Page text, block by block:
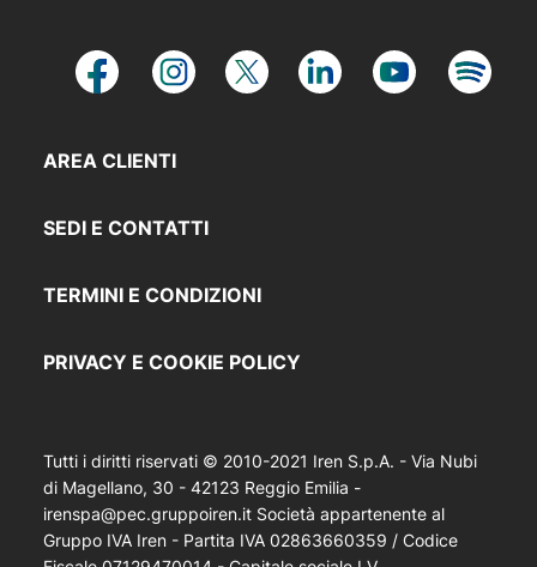
AREA CLIENTI
SEDI E CONTATTI
TERMINI E CONDIZIONI
PRIVACY E COOKIE POLICY
Tutti i diritti riservati © 2010-2021 Iren S.p.A. - Via Nubi
di Magellano, 30 - 42123 Reggio Emilia -
irenspa@pec.gruppoiren.it Società appartenente al
Gruppo IVA Iren - Partita IVA 02863660359 / Codice